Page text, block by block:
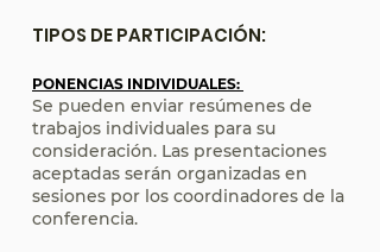
TIPOS DE PARTICIPACIÓN:
PONENCIAS INDIVIDUALES:
Se pueden enviar resúmenes de
trabajos individuales para su
consideración. Las presentaciones
aceptadas serán organizadas en
sesiones por los coordinadores de la
conferencia.